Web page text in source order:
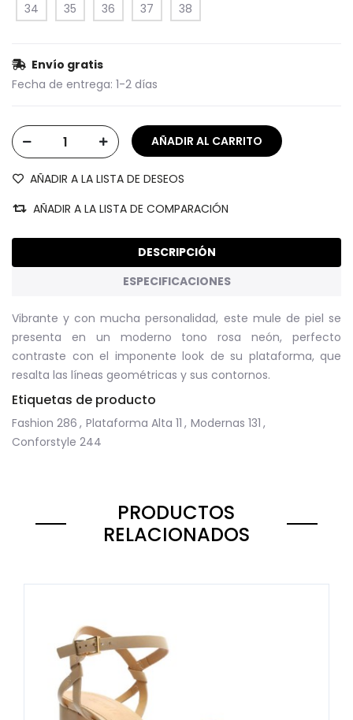
34 35 36 37 38
Envío gratis
Fecha de entrega: 1-2 días
AÑADIR A LA LISTA DE DESEOS
AÑADIR A LA LISTA DE COMPARACIÓN
DESCRIPCIÓN
ESPECIFICACIONES
Vibrante y con mucha personalidad, este mule de piel se
presenta en un moderno tono rosa neón, perfecto
contraste con el imponente look de su plataforma, que
resalta las líneas geométricas y sus contornos.
Etiquetas de producto
Fashion 286 , Plataforma Alta 11 , Modernas 131 ,
Conforstyle 244
PRODUCTOS
RELACIONADOS